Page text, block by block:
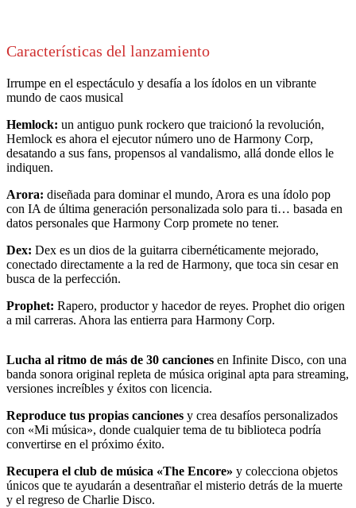
Características del lanzamiento
Irrumpe en el espectáculo y desafía a los ídolos en un vibrante
mundo de caos musical
Hemlock: un antiguo punk rockero que traicionó la revolución,
Hemlock es ahora el ejecutor número uno de Harmony Corp,
desatando a sus fans, propensos al vandalismo, allá donde ellos le
indiquen.
Arora: diseñada para dominar el mundo, Arora es una ídolo pop
con IA de última generación personalizada solo para ti… basada en
datos personales que Harmony Corp promete no tener.
Dex: Dex es un dios de la guitarra cibernéticamente mejorado,
conectado directamente a la red de Harmony, que toca sin cesar en
busca de la perfección.
Prophet: Rapero, productor y hacedor de reyes. Prophet dio origen
a mil carreras. Ahora las entierra para Harmony Corp.
Lucha al ritmo de más de 30 canciones en Infinite Disco, con una
banda sonora original repleta de música original apta para streaming,
versiones increíbles y éxitos con licencia.
Reproduce tus propias canciones y crea desafíos personalizados
con «Mi música», donde cualquier tema de tu biblioteca podría
convertirse en el próximo éxito.
Recupera el club de música «The Encore» y colecciona objetos
únicos que te ayudarán a desentrañar el misterio detrás de la muerte
y el regreso de Charlie Disco.